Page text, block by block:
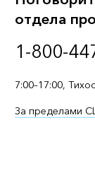
отдела
1-800-
7:00–17:00,
За пределами